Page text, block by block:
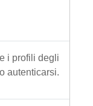
i profili degli
autenticarsi.